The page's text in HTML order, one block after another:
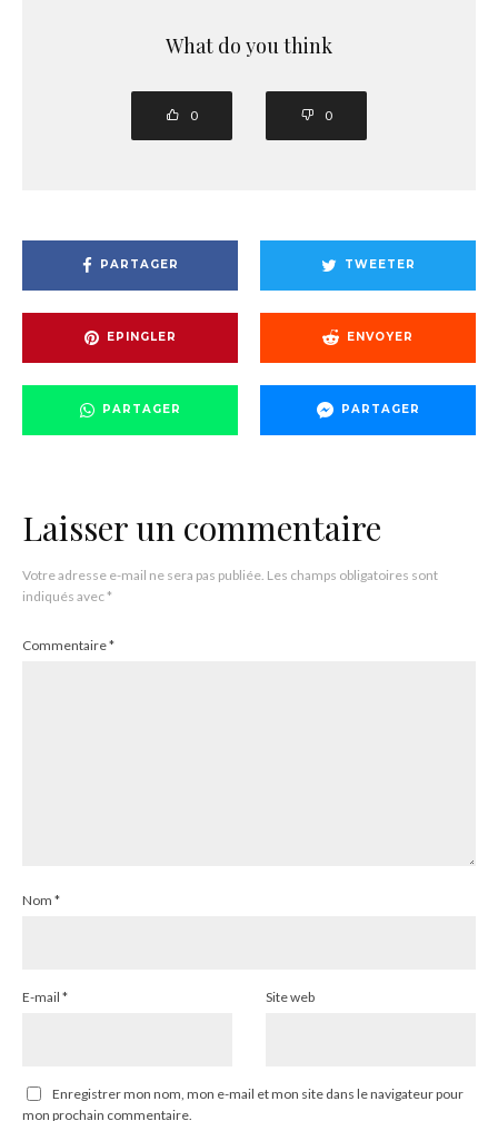
What do you think
0 0
PARTAGER TWEETER
EPINGLER ENVOYER
PARTAGER PARTAGER
Laisser un commentaire
Votre adresse e-mail ne sera pas publiée. Les champs obligatoires sont
indiqués avec*
Commentaire*
Nom *
E-mail * Site web
Enregistrer mon nom, mon e-mail et mon site dans le navigateur pour
mon prochain commentaire.